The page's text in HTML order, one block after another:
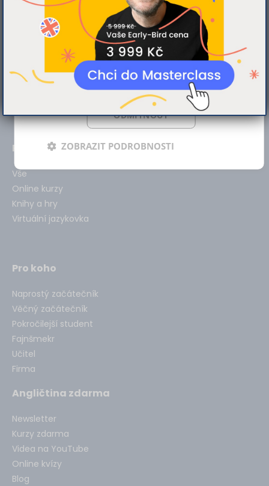
zákaznická podpora
info@brona.cz
+420 739 008 826
Asistentka Annie denně 8:00 - 18:00
média
+420 774 089 969
Produkty
Vše
Online kurzy
Knihy a hry
Virtuální jazykovka
Pro koho
Naprostý začátečník
Věčný začátečník
Pokročilejší student
Fajnšmekr
Učitel
Firma
Angličtina zdarma
Newsletter
Kurzy zdarma
Videa na YouTube
Online kvízy
Blog
Partneři tyto údaje mohou zkombinovat s
dalšími informacemi, které jste jim poskytli
nebo které získali v důsledku toho, že
používáte jejich služby. Více informací
POVOLIT VŠE
ODMÍTNOUT
ZOBRAZIT PODROBNOSTI